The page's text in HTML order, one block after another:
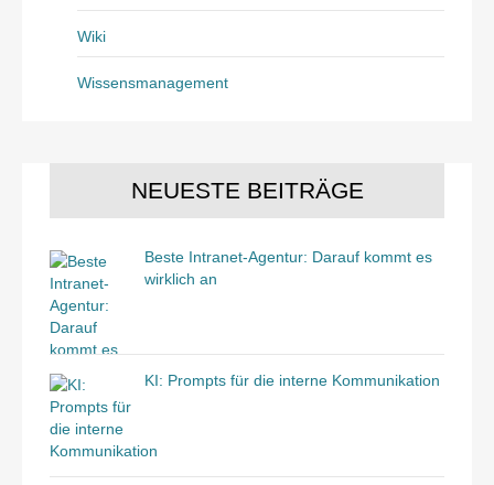
Wiki
Wissensmanagement
NEUESTE BEITRÄGE
Beste Intranet-Agentur: Darauf kommt es
wirklich an
KI: Prompts für die interne Kommunikation